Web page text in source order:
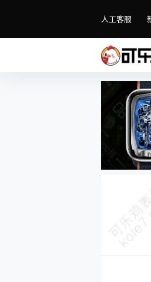
人工客服